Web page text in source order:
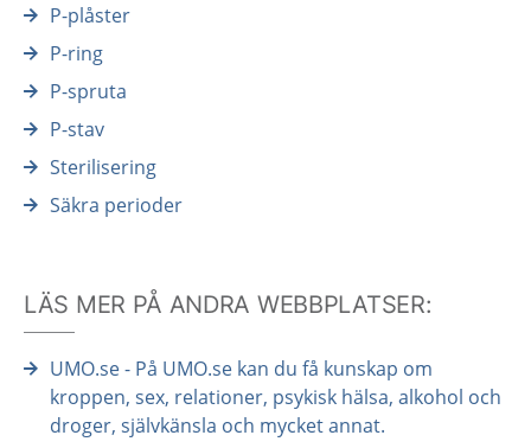
P-plåster
P-ring
P-spruta
P-stav
Sterilisering
Säkra perioder
LÄS MER PÅ ANDRA WEBBPLATSER:
UMO.se - På UMO.se kan du få kunskap om
kroppen, sex, relationer, psykisk hälsa, alkohol och
droger, självkänsla och mycket annat.